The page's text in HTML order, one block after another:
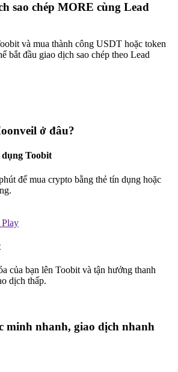
sao chép MORE cùng Lead
và mua thành công USDT hoặc token
bắt đầu giao dịch sao chép theo Lead
ở đâu?
Toobit
để mua crypto bằng thẻ tín dụng hoặc
của bạn lên Toobit và tận hưởng thanh
dịch thấp.
minh nhanh, giao dịch nhanh